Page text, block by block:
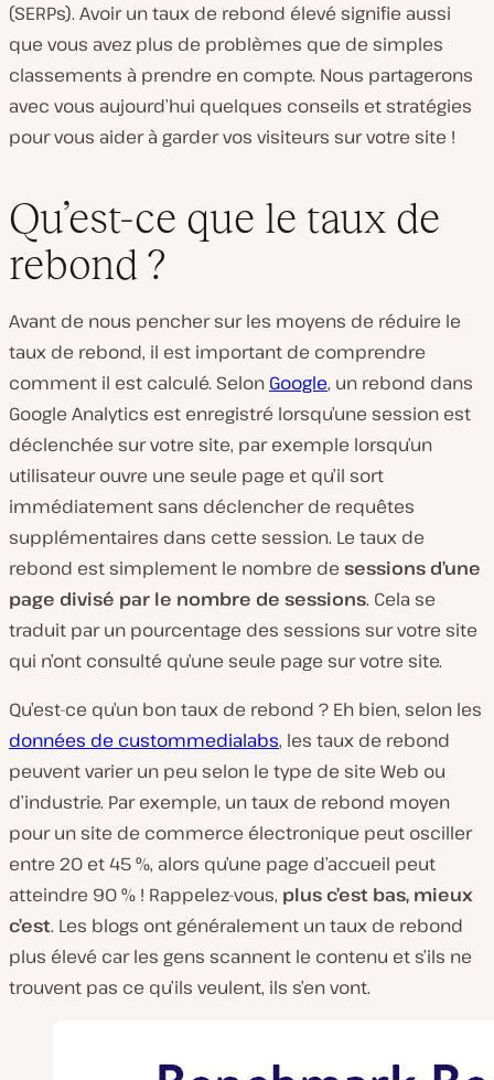
(SERPs). Avoir un taux de rebond élevé signifie aussi
que vous avez plus de problèmes que de simples
classements à prendre en compte. Nous partagerons
avec vous aujourd’hui quelques conseils et stratégies
pour vous aider à garder vos visiteurs sur votre site !
Qu’est-ce que le taux de
rebond ?
Avant de nous pencher sur les moyens de réduire le
taux de rebond, il est important de comprendre
comment il est calculé. Selon Google, un rebond dans
Google Analytics est enregistré lorsqu’une session est
déclenchée sur votre site, par exemple lorsqu’un
utilisateur ouvre une seule page et qu’il sort
immédiatement sans déclencher de requêtes
supplémentaires dans cette session. Le taux de
rebond est simplement le nombre de sessions d’une
page divisé par le nombre de sessions. Cela se
traduit par un pourcentage des sessions sur votre site
qui n’ont consulté qu’une seule page sur votre site.
Qu’est-ce qu’un bon taux de rebond ? Eh bien, selon les
données de custommedialabs, les taux de rebond
peuvent varier un peu selon le type de site Web ou
d’industrie. Par exemple, un taux de rebond moyen
pour un site de commerce électronique peut osciller
entre 20 et 45 %, alors qu’une page d’accueil peut
atteindre 90 % ! Rappelez-vous, plus c’est bas, mieux
c’est. Les blogs ont généralement un taux de rebond
plus élevé car les gens scannent le contenu et s’ils ne
trouvent pas ce qu’ils veulent, ils s’en vont.